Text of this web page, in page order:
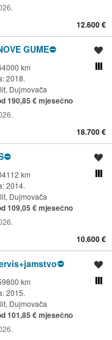
12.600 €
GUME⛔️
km
2018.
Dujmovača
190,85 € mjesečno
18.700 €
km
2014.
Dujmovača
109,05 € mjesečno
10.600 €
km
2015.
Dujmovača
101,85 € mjesečno